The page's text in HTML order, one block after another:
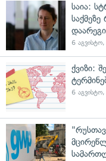
საია:
6
ქვიზი:
6